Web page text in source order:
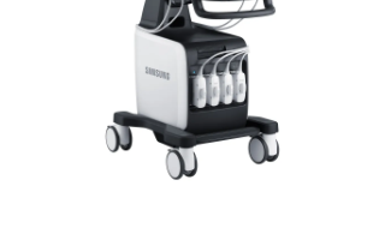
Ультразвуковая диагностика
Офтальмологическое оборудование
Хирургическое оборудование